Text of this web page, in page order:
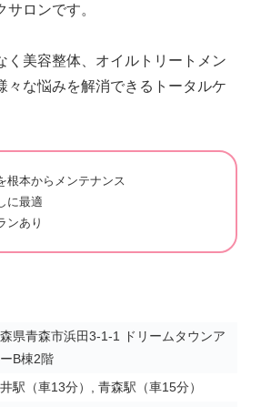
ロンです。
く美容整体、オイルトリートメン
々な悩みを解消できるトータルケ
根本からメンテナンス
に最適
ンあり
県青森市浜田3-1-1 ドリームタウンア
B棟2階
駅（車13分）, 青森駅（車15分）